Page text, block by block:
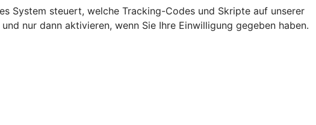
System steuert, welche Tracking-Codes und Skripte auf unserer
nur dann aktivieren, wenn Sie Ihre Einwilligung gegeben haben.